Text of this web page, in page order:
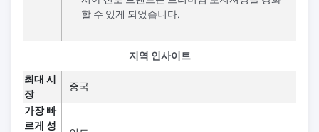
할 수 있게 되었습니다.
지역 인사이트
최대 시
장
중국
가장 빠
르게 성